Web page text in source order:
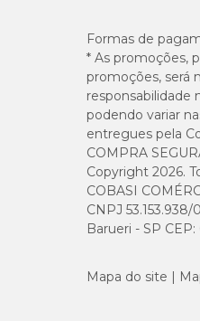
Formas de
* As promoções,
promoções, será
responsabilidade
podendo variar
entregues pela
COMPRA
Copyright 2026.
COBASI
CNPJ
Barueri - SP
Mapa do site